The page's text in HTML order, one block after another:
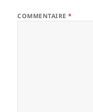
COMMENTAIRE*